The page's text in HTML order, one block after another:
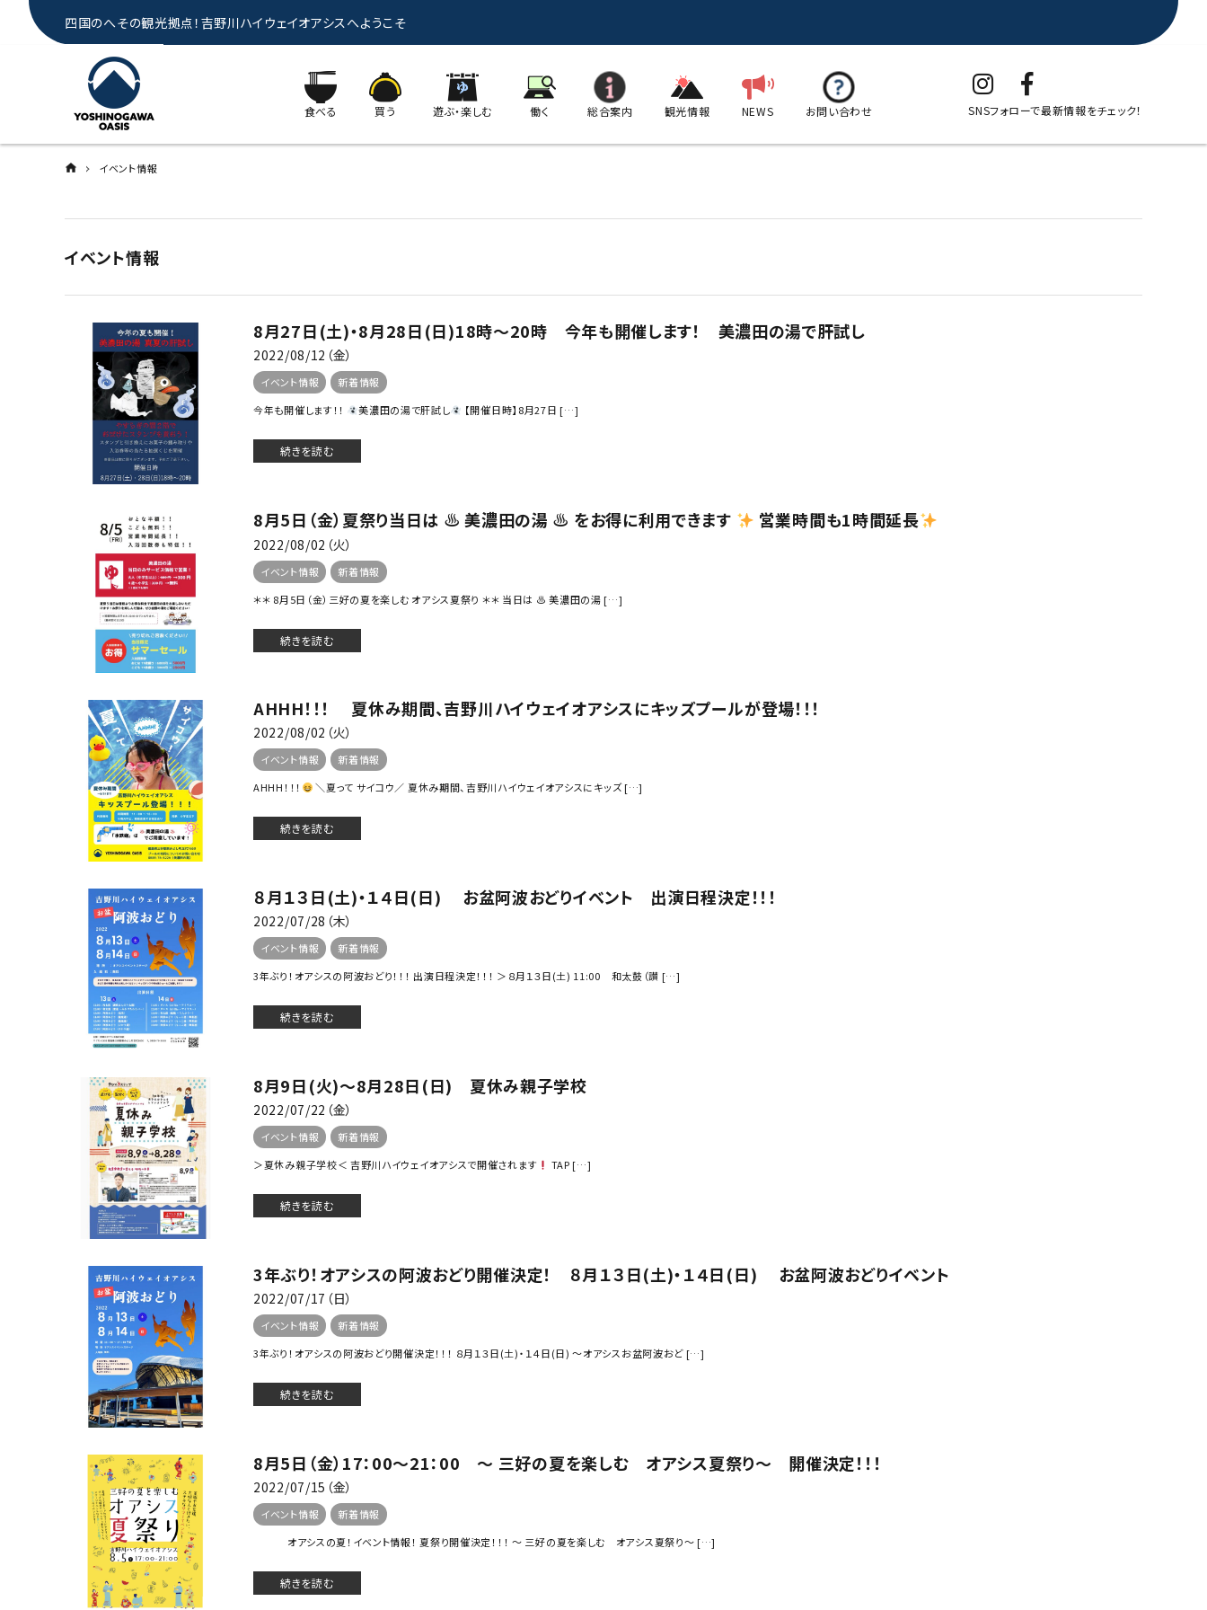
四国のへその観光拠点！吉野川ハイウェイオアシスへようこそ
食べる 買う 遊ぶ・楽しむ 働く 総合案内 観光情報 NEWS お問い合わせ SNSフォローで最新情報をチェック！
イベント情報
イベント情報
8月27日(土)・8月28日(日)18時～20時 今年も開催します！ 美濃田の湯で肝試し
2022/08/12（金）
イベント情報
新着情報
今年も開催します！！
美濃田の湯で肝試し 【開催日時】8月27日 […]
続きを読む
8月5日（金）夏祭り当日は ♨︎ 美濃田の湯 ♨︎ をお得に利用できます 営業時間も1時間延長
2022/08/02（火）
イベント情報
新着情報
＊＊ 8月5日（金）三好の夏を楽しむ オアシス夏祭り ＊＊ 当日は ♨︎ 美濃田の湯 […]
続きを読む
AHHH！！！ 夏休み期間、吉野川ハイウェイオアシスにキッズプールが登場！！！
2022/08/02（火）
イベント情報
新着情報
AHHH！！！
＼夏って サイコウ／ 夏休み期間、吉野川ハイウェイオアシスにキッズ […]
続きを読む
８月１３日(土)・１４日(日) お盆阿波おどりイベント 出演日程決定！！！
2022/07/28（木）
イベント情報
新着情報
3年ぶり！オアシスの阿波おどり！！！ 出演日程決定！！！ ＞８月１３日(土) 11:00 和太鼓（讃 […]
続きを読む
8月9日(火)〜8月28日(日) 夏休み親子学校
2022/07/22（金）
イベント情報
新着情報
＞夏休み親子学校＜ 吉野川ハイウェイオアシスで開催されます
TAP […]
続きを読む
3年ぶり！オアシスの阿波おどり開催決定！ ８月１３日(土)・１４日(日) お盆阿波おどりイベント
2022/07/17（日）
イベント情報
新着情報
3年ぶり！オアシスの阿波おどり開催決定！！！ ８月１３日(土)・１４日(日) 〜オアシスお盆阿波おど […]
続きを読む
8月5日（金）17：00〜21：00 〜 三好の夏を楽しむ オアシス夏祭り〜 開催決定！！！
2022/07/15（金）
イベント情報
新着情報
オアシスの夏！イベント情報！ 夏祭り開催決定！！！ 〜 三好の夏を楽しむ オアシス夏祭り〜 […]
続きを読む